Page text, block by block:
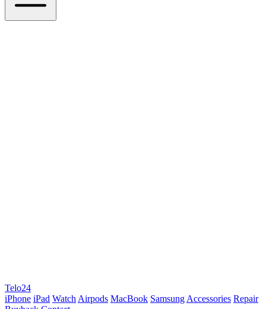
Telo24
iPhone iPad Watch Airpods MacBook Samsung Accessories Repair